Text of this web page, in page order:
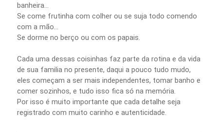
banheira...
Se come frutinha com colher ou se suja todo comendo
com a mão...
Se dorme no berço ou com os papais.
Cada uma dessas coisinhas faz parte da rotina e da vida
de sua familia no presente, daqui a pouco tudo mudo,
eles começam a ser mais independentes, tomar banho e
comer sozinhos, e tudo isso fica só na memória.
Por isso é muito importante que cada detalhe seja
registrado com muito carinho e autenticidade.